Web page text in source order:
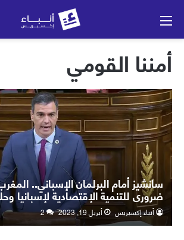
أمننا القومي
سانشيز أمام البرلمان الإسباني..
ضروري للتنمية الإقتصادية لإسبانيا
لأمننا القومي
أنباء إكسبريس أبريل 19, 2023 2